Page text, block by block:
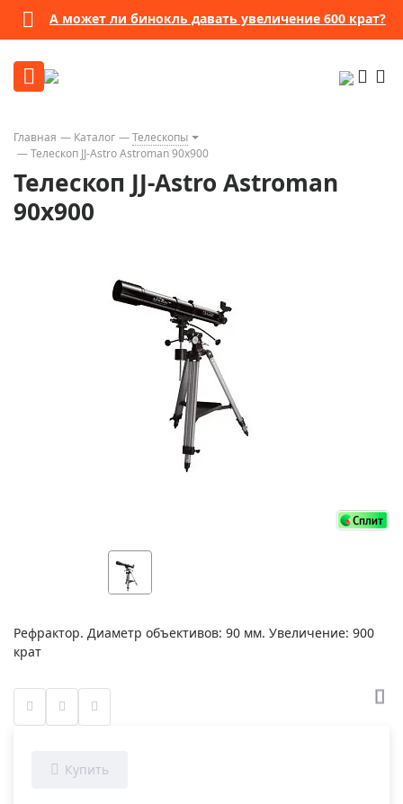
А может ли бинокль давать увеличение 600 крат?
Главная Каталог
Телескопы
Телескоп JJ-Astro Astroman 90x900
Телескоп JJ-Astro Astroman
90x900
Рефрактор. Диаметр объективов: 90 мм. Увеличение: 900
крат